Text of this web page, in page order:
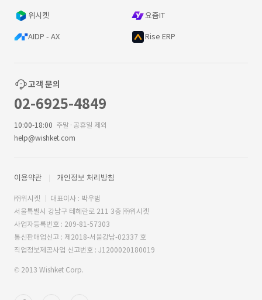
위시켓 요즘IT
AIDP - AX Rise ERP
고객 문의
02-6925-4849
10:00-18:00 주말·공휴일 제외
help@wishket.com
이용약관 개인정보 처리방침
㈜위시켓
대표이사 : 박우범
서울특별시 강남구 테헤란로 211 3층 ㈜위시켓
사업자등록번호 : 209-81-57303
통신판매업신고 : 제2018-서울강남-02337 호
직업정보제공사업 신고번호 : J1200020180019
© 2013 Wishket Corp.